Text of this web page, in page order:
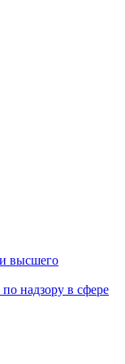
высшего
надзору в сфере